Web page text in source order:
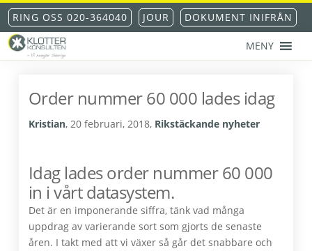
Hoppa
till
huvudnavigering
Hoppa
till
huvudinnehåll
Hoppa
till
det
primära
Hoppa
till
sidfot
RING OSS 020-364040 JOUR DOKUMENT INIFRÅN
klotterskydd
klotterförsäkring
MENY
Order nummer 60 000 lades idag
Kristian, 20 februari, 2018, Rikstäckande nyheter
Idag lades order nummer 60 000
in i vårt datasystem.
Det är en imponerande siffra, tänk vad många
uppdrag av varierande sort som gjorts de senaste
åren. I takt med att vi växer så går det snabbare och